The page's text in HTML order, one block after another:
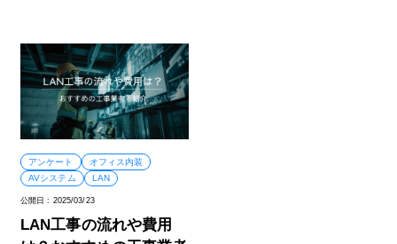
アンケート
オフィス内装
AVシステム
LAN
公開日 : 2025/03/23
LAN工事の流れや費用